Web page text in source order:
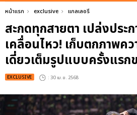
หน้าแรก exclusive แกลเลอรี
สะกดทุกสายตา เปล่งประ
เคลื่อนไหว! เก็บตกภาพค
เดี่ยวเต็มรูปแบบครั้งแรก
EXCLUSIVE : 30 เม.ย. 2568